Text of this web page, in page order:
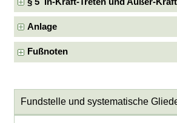
Anlage
Fußnoten
Fundstelle und systematische